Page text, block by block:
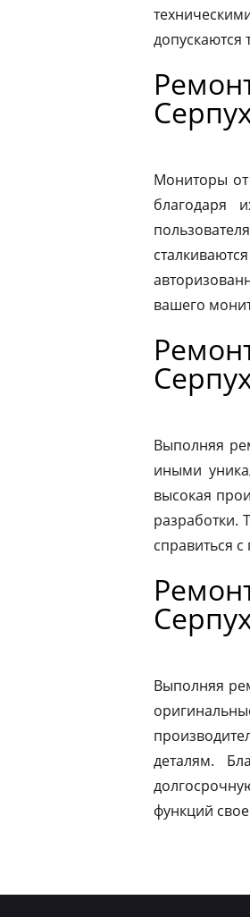
Мониторы
благодаря
вашего
Выполняя
иными
высокая
разработки.
справиться
Выполняя
деталям.
функций